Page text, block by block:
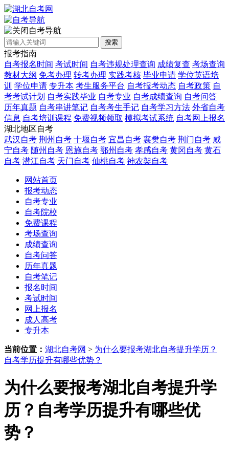
自考导航
搜索
报考指南
自考报名时间 考试时间 自考违规处理查询 成绩复查 考场查询
教材大纲 免考办理 转考办理 实践考核 毕业申请 学位英语培
训 学位申请 专升本 考生服务平台 自考报考动态 自考政策 自
考考试计划 自考实践毕业 自考专业 自考成绩查询 自考问答
历年真题 自考串讲笔记 自考考生手记 自考学习方法 外省自考
信息 自考培训课程 免费视频领取 模拟考试系统 自考网上报名
湖北地区自考
武汉自考 荆州自考 十堰自考 宜昌自考 襄樊自考 荆门自考 咸
宁自考 随州自考 恩施自考 鄂州自考 孝感自考 黄冈自考 黄石
自考 潜江自考 天门自考 仙桃自考 神农架自考
网站首页
报考动态
自考专业
自考院校
免费课程
考场查询
成绩查询
自考问答
历年真题
自考笔记
报名时间
考试时间
网上报名
成人高考
专升本
当前位置： 湖北自考网 > 为什么要报考湖北自考提升学历？
自考学历提升有哪些优势？
为什么要报考湖北自考提升学
历？自考学历提升有哪些优
势？